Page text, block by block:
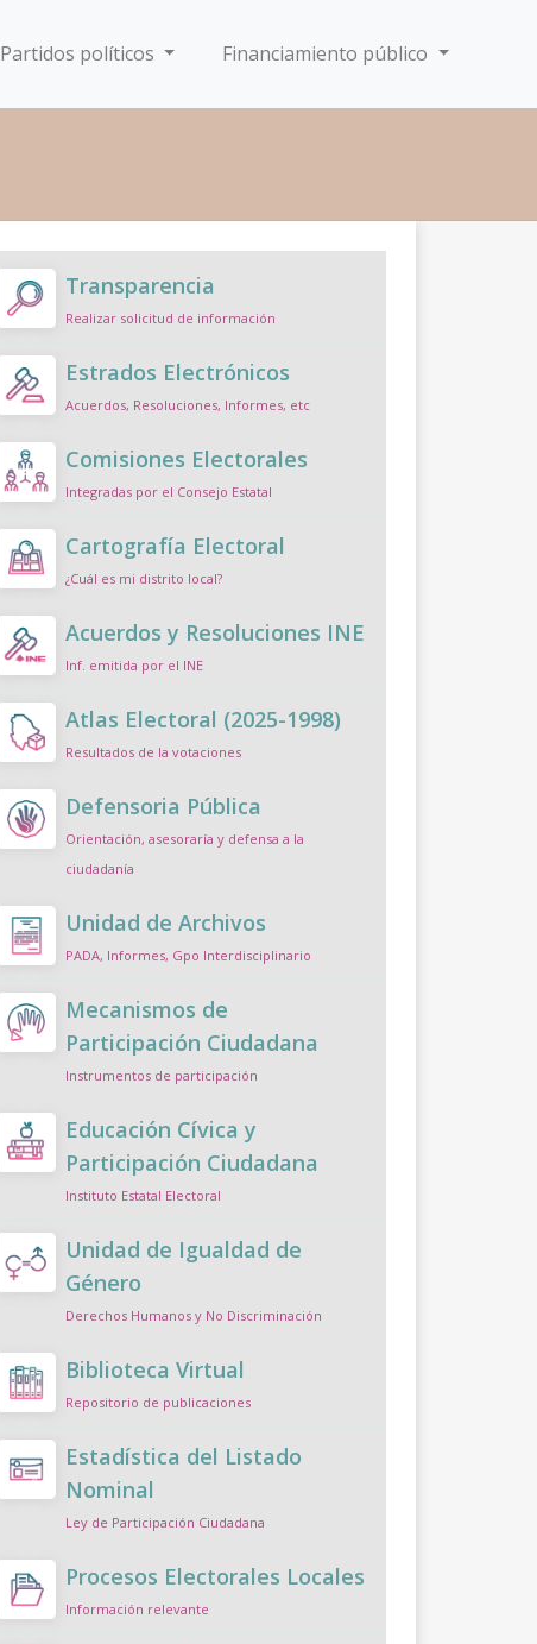
Partidos políticos Financiamiento público
Transparencia
Realizar solicitud de información
Estrados Electrónicos
Acuerdos, Resoluciones, Informes, etc
Comisiones Electorales
Integradas por el Consejo Estatal
Cartografía Electoral
¿Cuál es mi distrito local?
Acuerdos y Resoluciones INE
Inf. emitida por el INE
Atlas Electoral (2025-1998)
Resultados de la votaciones
Defensoria Pública
Orientación, asesoraría y defensa a la
ciudadanía
Unidad de Archivos
PADA, Informes, Gpo Interdisciplinario
Mecanismos de
Participación Ciudadana
Instrumentos de participación
Educación Cívica y
Participación Ciudadana
Instituto Estatal Electoral
Unidad de Igualdad de
Género
Derechos Humanos y No Discriminación
Biblioteca Virtual
Repositorio de publicaciones
Estadística del Listado
Nominal
Ley de Participación Ciudadana
Procesos Electorales Locales
Información relevante